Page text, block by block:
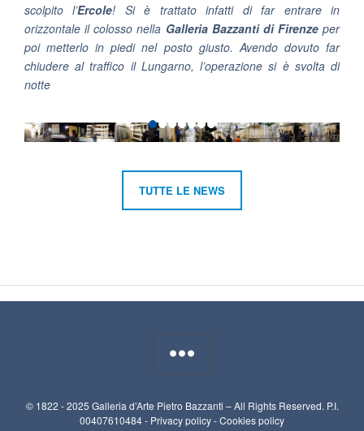
scolpito l’Ercole! Si è trattato infatti di far entrare in
orizzontale il colosso nella Galleria Bazzanti di Firenzeper
poi metterlo in piedi nel posto giusto. Avendo dovuto far
chiudere al traffico il Lungarno, l’operazione si è svolta di
notte
TUTTE LE NEWS
© 1822 - 2025 Galleria d’Arte Pietro Bazzanti – All Rights Reserved. P.I.
00407610484 - Privacy policy-Cookies policy